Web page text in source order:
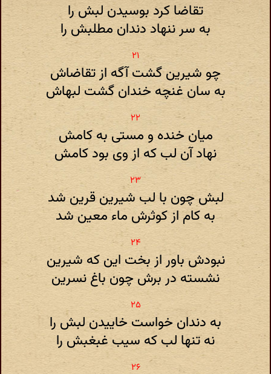
تقاضا کرد بوسیدن لبش را
به سر ننهاد دندان مطلبش را
چو شیرین گشت آگه از تقاضاش
به سان غنچه خندان گشت لبهاش
میان خنده و مستی به کامش
نهاد آن لب که از وی بود کامش
لبش چون با لب شیرین قرین شد
به کام از کوثرش ماء معین شد
نبودش باور از بخت این که شیرین
نشسته در برش چون باغ نسرین
به دندان خواست خاییدن لبش را
نه تنها لب که سیب غبغبش را